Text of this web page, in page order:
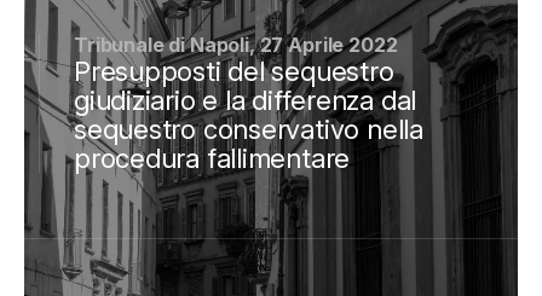
Tribunale di Napoli, 27 Aprile 2022
Presupposti del sequestro
giudiziario e la differenza dal
sequestro conservativo nella
procedura fallimentare